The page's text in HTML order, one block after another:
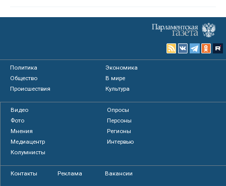
Политика
Экономика
Общество
В мире
Происшествия
Культура
Видео
Опросы
Фото
Персоны
Мнения
Регионы
Медиацентр
Интервью
Колумнисты
Контакты Реклама Вакансии